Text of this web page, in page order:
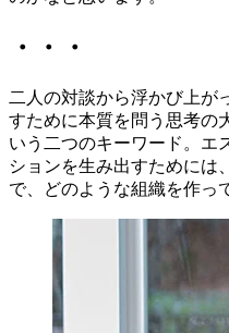
・・・
二人の対談から浮かび上が
すために本質を問う思考の
いう二つのキーワード。エ
ションを生み出すためには
で、どのような組織を作っ